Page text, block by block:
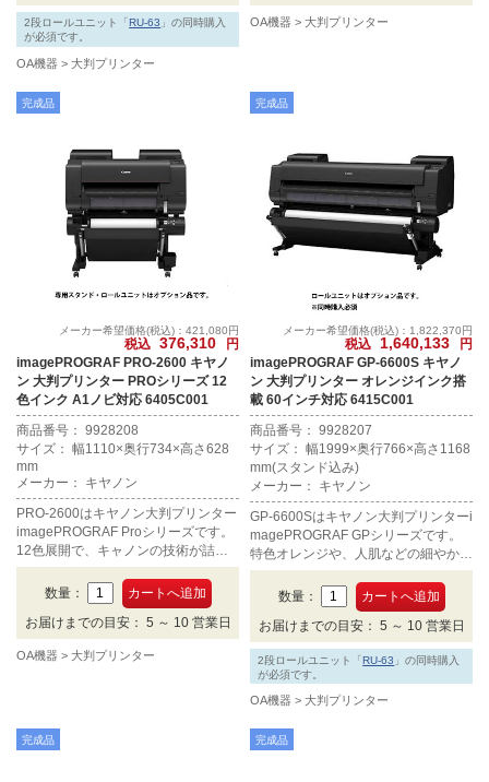
刷を実現します。60インチまで対応
します。
2段ロールユニット「RU-63 」の同時購入
が必須です。
OA機器 大判プリンター
刷を実現します。B0ノビサイズの印
刷まで対応します。
OA機器 大判プリンター
完成品
メーカー希望価格(税込)：421,080円
税込 376,310
円
imagePROGRAF PRO-2600 キヤノ
ン 大判プリンター PROシリーズ 12
色インク A1ノビ対応 6405C001
商品番号： 9928208
サイズ： 幅1110×奥行734×高さ628
mm
メーカー： キヤノン
PRO-2600はキヤノン大判プリンター
imagePROGRAF Proシリーズです。
12色展開で、キャノンの技術が詰め
込まれた最上位モデルです。「クロマ
オプティマイザー」を搭載し、重厚感
のある黒を表現できます。圧倒的な表
現力と高い画像堅牢性で写真高画質印
刷を実現します。A1ノビサイズの印
刷まで対応します。
数量：
お届けまでの目安： 5 ～ 10 営業日
OA機器 大判プリンター
完成品
メーカー希望価格(税込)：1,822,370円
税込 1,640,133
円
imagePROGRAF GP-6600S キヤノ
ン 大判プリンター オレンジインク搭
載 60インチ対応 6415C001
商品番号： 9928207
サイズ： 幅1999×奥行766×高さ1168
mm(スタンド込み)
メーカー： キヤノン
GP-6600Sはキヤノン大判プリンターi
magePROGRAF GPシリーズです。
特色オレンジや、人肌などの細やかな
質感を滑らかに再現するグレーを含む
7色インクを採用しました。60インチ
の印刷に対応します。
数量：
お届けまでの目安： 5 ～ 10 営業日
2段ロールユニット「RU-63 」の同時購入
が必須です。
OA機器 大判プリンター
完成品 完成品